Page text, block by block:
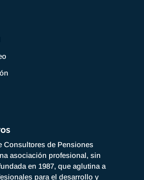
Consultores de Pensiones
asociación profesional, sin
en 1987, que aglutina a
para el desarrollo y